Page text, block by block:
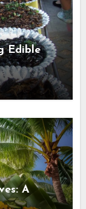
Edible
A